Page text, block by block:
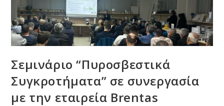
Σεμινάριο “Πυροσβεστικά
Συγκροτήματα” σε συνεργασία
με την εταιρεία Brentas